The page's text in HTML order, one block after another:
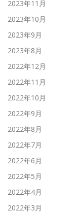
2023年11月
2023年10月
2023年9月
2023年8月
2022年12月
2022年11月
2022年10月
2022年9月
2022年8月
2022年7月
2022年6月
2022年5月
2022年4月
2022年3月